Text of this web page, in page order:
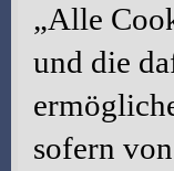
„Alle
und die
sofern